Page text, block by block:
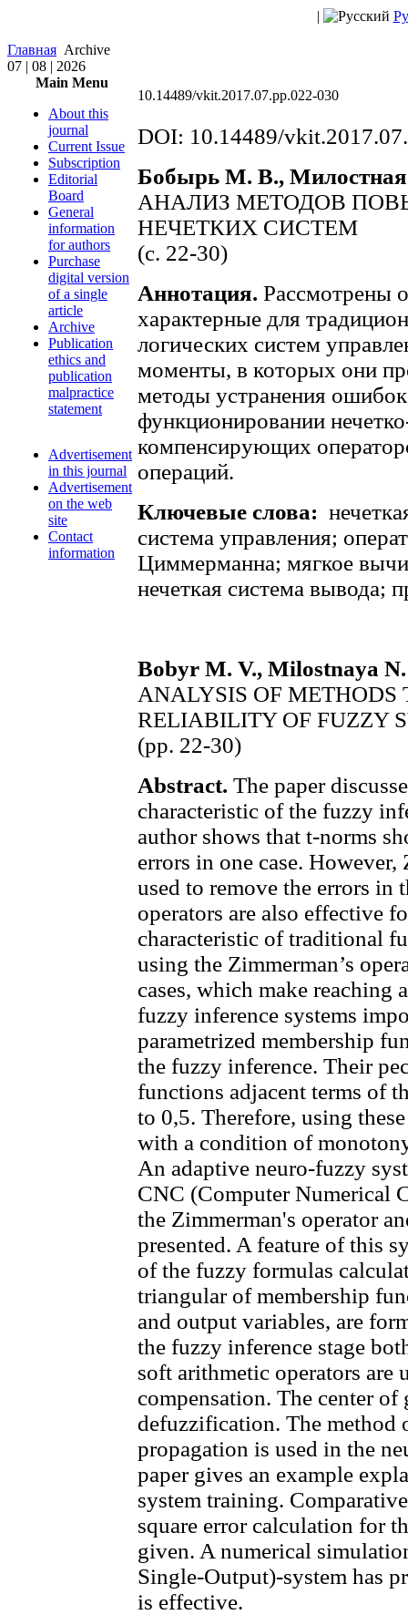
|
Главная Archive
07 | 08 | 2026
Main Menu
About this
journal
Current Issue
Subscription
Editorial
Board
General
information
for authors
Purchase
digital version
of a single
article
Archive
Publication
ethics and
publication
malpractice
statement
Advertisement
in this journal
Advertisement
on the web
site
Contact
information
10.14489/vkit.2017.07.pp.022-030
DOI: 10.14489/
Бобырь М. В.,
АНАЛИЗ МЕТОДОВ
НЕЧЕТКИХ СИСТЕМ
(c. 22-30)
Аннотация. Рассмотрены
характерные для
логических систем
моменты, в которых они
методы устранения
функционировании
компенсирующих
операций.
Ключевые слова:
система управления;
Циммерманна; мягкое
нечеткая система вывода;
Bobyr M. V., Milostnaya
ANALYSIS OF METHODS
RELIABILITY OF FUZZY
(pp. 22-30)
Abstract. The paper
characteristic of the fuzzy
author shows that t-norms
errors in one case.
used to remove the errors in
operators are also effective
characteristic of traditional
using the Zimmerman’s
cases, which make reaching
fuzzy inference systems
parametrized membership
the fuzzy inference. Their
functions adjacent terms of
to 0,5. Therefore, using
with a condition of
An adaptive neuro-fuzzy
CNC (Computer Numerical
the Zimmerman's operator
presented. A feature of this
of the fuzzy formulas
triangular of membership
and output variables, are
the fuzzy inference stage
soft arithmetic operators are
compensation. The center
defuzzification. The method
propagation is used in the
paper gives an example
system training.
square error calculation for
given. A numerical
Single-Output)-system has
is effective.